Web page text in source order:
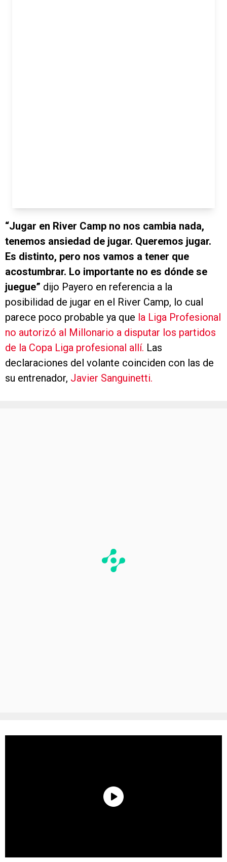
“Jugar en River Camp no nos cambia nada,
tenemos ansiedad de jugar. Queremos jugar.
Es distinto, pero nos vamos a tener que
acostumbrar. Lo importante no es dónde se
juegue” dijo Payero en referencia a la
posibilidad de jugar en el River Camp, lo cual
parece poco probable ya que la Liga Profesional
no autorizó al Millonario a disputar los partidos
de la Copa Liga profesional allí. Las
declaraciones del volante coinciden con las de
su entrenador, Javier Sanguinetti.